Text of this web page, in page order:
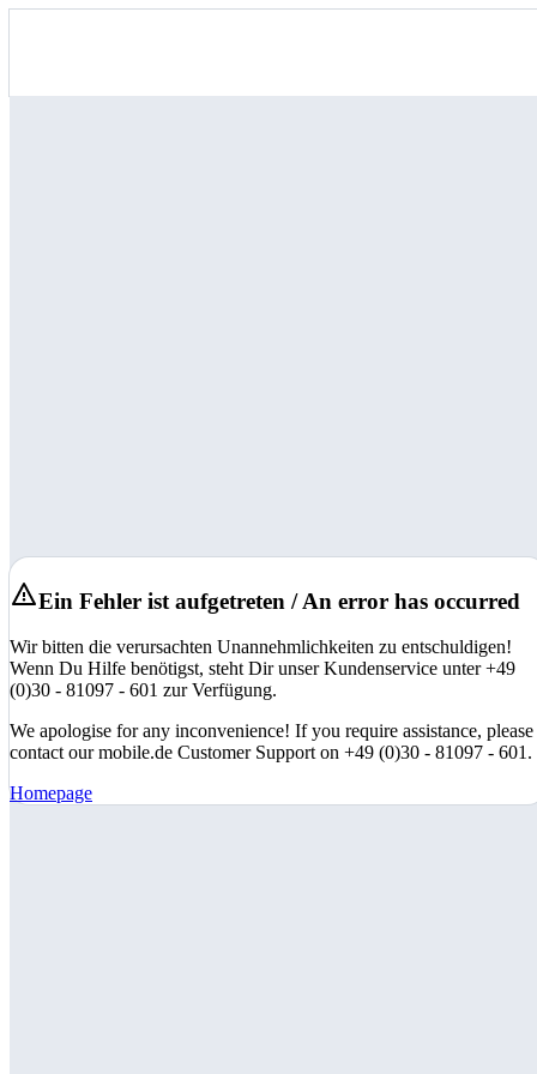
Ein Fehler ist aufgetreten / An error has occurred
Wir bitten die verursachten Unannehmlichkeiten zu entschuldigen!
Wenn Du Hilfe benötigst, steht Dir unser Kundenservice unter +49
(0)30 - 81097 - 601 zur Verfügung.
We apologise for any inconvenience! If you require assistance, please
contact our mobile.de Customer Support on +49 (0)30 - 81097 - 601.
Homepage